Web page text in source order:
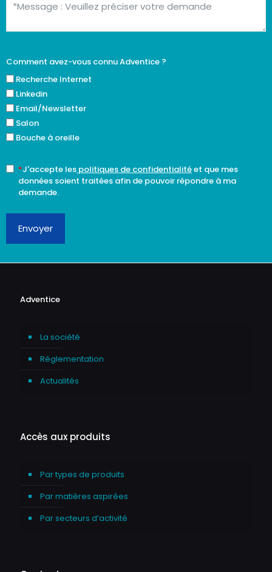
Comment avez-vous connu Adventice ?
Recherche Internet
Linkedin
Email/Newsletter
Salon
Bouche à oreille
*J'accepte les politiques de confidentialitéet que mes
données soient traitées afin de pouvoir répondre à ma
demande.
Envoyer
Adventice
La société
Réglementation
Actualités
Accès aux produits
Par types de produits
Par matières aspirées
Par secteurs d’activité